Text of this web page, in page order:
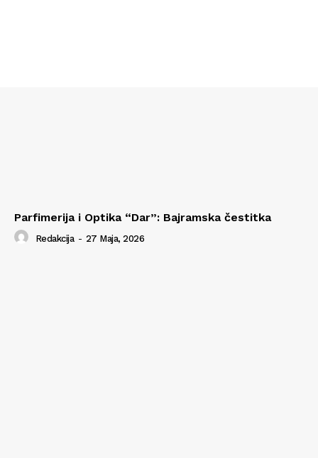
Parfimerija i Optika “Dar”: Bajramska čestitka
Redakcija - 27 Maja, 2026